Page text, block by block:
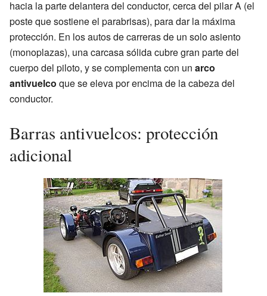
hacia la parte delantera del conductor, cerca del pilar A (el
poste que sostiene el parabrisas), para dar la máxima
protección. En los autos de carreras de un solo asiento
(monoplazas), una carcasa sólida cubre gran parte del
cuerpo del piloto, y se complementa con un arco
antivuelco que se eleva por encima de la cabeza del
conductor.
Barras antivuelcos: protección
adicional